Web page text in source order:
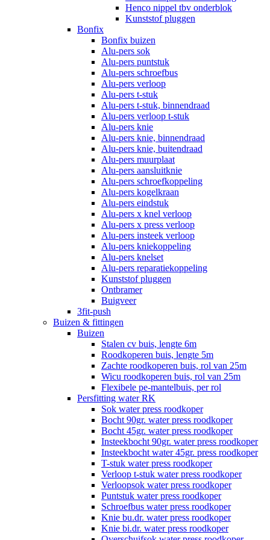
Henco nippel tbv onderblok
Kunststof pluggen
Bonfix
Bonfix buizen
Alu-pers sok
Alu-pers puntstuk
Alu-pers schroefbus
Alu-pers verloop
Alu-pers t-stuk
Alu-pers t-stuk, binnendraad
Alu-pers verloop t-stuk
Alu-pers knie
Alu-pers knie, binnendraad
Alu-pers knie, buitendraad
Alu-pers muurplaat
Alu-pers aansluitknie
Alu-pers schroefkoppeling
Alu-pers kogelkraan
Alu-pers eindstuk
Alu-pers x knel verloop
Alu-pers x press verloop
Alu-pers insteek verloop
Alu-pers kniekoppeling
Alu-pers knelset
Alu-pers reparatiekoppeling
Kunststof pluggen
Ontbramer
Buigveer
3fit-push
Buizen & fittingen
Buizen
Stalen cv buis, lengte 6m
Roodkoperen buis, lengte 5m
Zachte roodkoperen buis, rol van 25m
Wicu roodkoperen buis, rol van 25m
Flexibele pe-mantelbuis, per rol
Persfitting water RK
Sok water press roodkoper
Bocht 90gr. water press roodkoper
Bocht 45gr. water press roodkoper
Insteekbocht 90gr. water press roodkoper
Insteekbocht water 45gr. press roodkoper
T-stuk water press roodkoper
Verloop t-stuk water press roodkoper
Verloopsok water press roodkoper
Puntstuk water press roodkoper
Schroefbus water press roodkoper
Knie bu.dr. water press roodkoper
Knie bi.dr. water press roodkoper